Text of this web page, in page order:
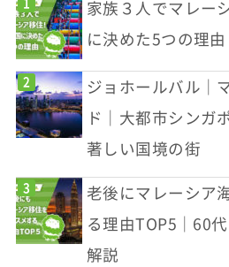
家族３人でマレー
に決めた5つの理
ジョホールバル｜
ド｜大都市シンガ
著しい国境の街
老後にマレーシア
る理由TOP5｜60
解説